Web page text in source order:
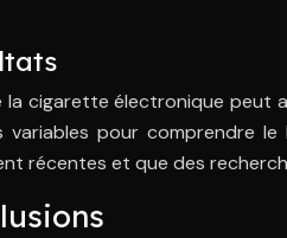
cigarette électronique peut
variables pour
récentes et que des